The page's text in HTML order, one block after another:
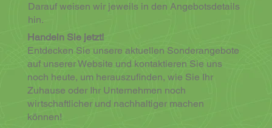
Darauf weisen wir jeweils in den Angebotsdetails
hin.
Handeln Sie jetzt!
Entdecken Sie unsere aktuellen Sonderangebote
auf unserer Website und kontaktieren Sie uns
noch heute, um herauszufinden, wie Sie Ihr
Zuhause oder Ihr Unternehmen noch
wirtschaftlicher und nachhaltiger machen
können!